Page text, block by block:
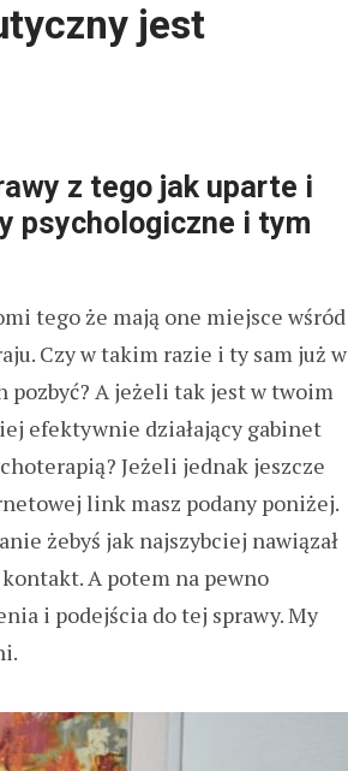
jest
z tego jak uparte i
psychologiczne i tym
tego że mają one miejsce wśród
Czy w takim razie i ty sam już w
pozbyć? A jeżeli tak jest w twoim
efektywnie działający gabinet
Jeżeli jednak jeszcze
link masz podany poniżej.
żebyś jak najszybciej nawiązał
A potem na pewno
i podejścia do tej sprawy. My